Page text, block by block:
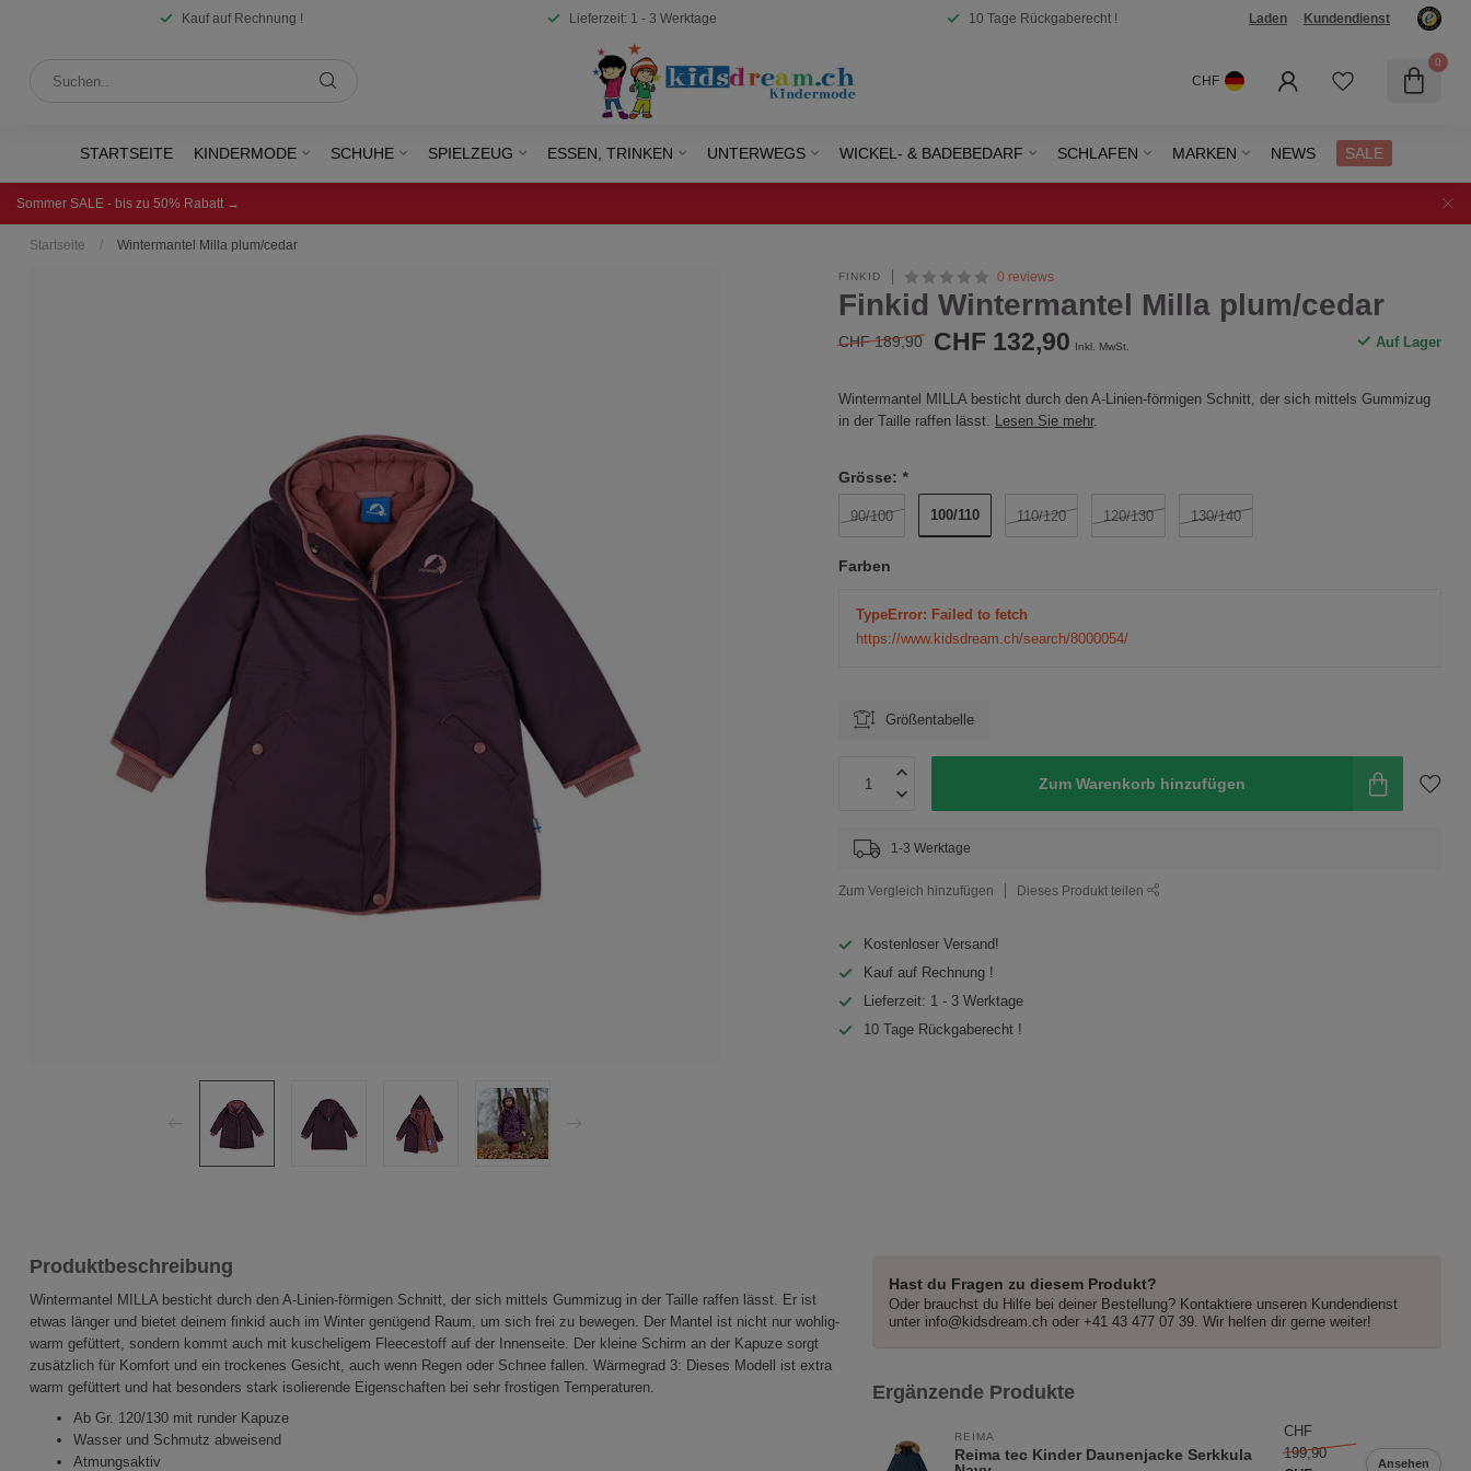
Kauf auf Rechnung ! Lieferzeit: 1 - 3 Werktage 10 Tage Rückgaberecht ! Laden Kundendienst
CHF
0
STARTSEITE KINDERMODE SCHUHE SPIELZEUG ESSEN, TRINKEN UNTERWEGS WICKEL- & BADEBEDARF SCHLAFEN MARKEN NEWS SALE
Sommer SALE - bis zu 50% Rabatt →
Startseite / Wintermantel Milla plum/cedar
FINKID 0 reviews
Finkid Wintermantel Milla plum/cedar
CHF 189,90 CHF 132,90 Inkl. MwSt. Auf Lager
Wintermantel MILLA besticht durch den A-Linien-förmigen Schnitt, der sich mittels Gummizug
in der Taille raffen lässt. Lesen Sie mehr.
Grösse: *
90/100 100/110 110/120 120/130 130/140
Farben
TypeError: Failed to fetch
https://www.kidsdream.ch/search/8000054/
Größentabelle
Zum Warenkorb hinzufügen
1-3 Werktage
Zum Vergleich hinzufügen Dieses Produkt teilen
Kostenloser Versand!
Kauf auf Rechnung !
Lieferzeit: 1 - 3 Werktage
10 Tage Rückgaberecht !
Produktbeschreibung
Wintermantel MILLA besticht durch den A-Linien-förmigen Schnitt, der sich mittels Gummizug in der Taille raffen lässt. Er ist
etwas länger und bietet deinem finkid auch im Winter genügend Raum, um sich frei zu bewegen. Der Mantel ist nicht nur wohlig-
warm gefüttert, sondern kommt auch mit kuscheligem Fleecestoff auf der Innenseite. Der kleine Schirm an der Kapuze sorgt
zusätzlich für Komfort und ein trockenes Gesicht, auch wenn Regen oder Schnee fallen. Wärmegrad 3: Dieses Modell ist extra
warm gefüttert und hat besonders stark isolierende Eigenschaften bei sehr frostigen Temperaturen.
Ab Gr. 120/130 mit runder Kapuze
Wasser und Schmutz abweisend
Atmungsaktiv
Hast du Fragen zu diesem Produkt?
Oder brauchst du Hilfe bei deiner Bestellung? Kontaktiere unseren Kundendienst
unter info@kidsdream.ch oder +41 43 477 07 39. Wir helfen dir gerne weiter!
Ergänzende Produkte
REIMA
Reima tec Kinder Daunenjacke Serkkula
CHF
199,90
Ansehen